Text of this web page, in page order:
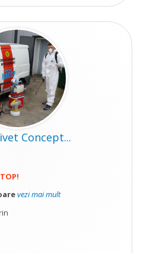
Concept...
vezi mai mult